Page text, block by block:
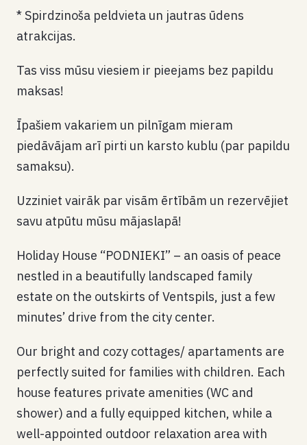
* Spirdzinoša peldvieta un jautras ūdens
atrakcijas.
Tas viss mūsu viesiem ir pieejams bez papildu
maksas!
Īpašiem vakariem un pilnīgam mieram
piedāvājam arī pirti un karsto kublu (par papildu
samaksu).
Uzziniet vairāk par visām ērtībām un rezervējiet
savu atpūtu mūsu mājaslapā!
Holiday House “PODNIEKI” – an oasis of peace
nestled in a beautifully landscaped family
estate on the outskirts of Ventspils, just a few
minutes’ drive from the city center.
Our bright and cozy cottages/ apartaments are
perfectly suited for families with children. Each
house features private amenities (WC and
shower) and a fully equipped kitchen, while a
well-appointed outdoor relaxation area with